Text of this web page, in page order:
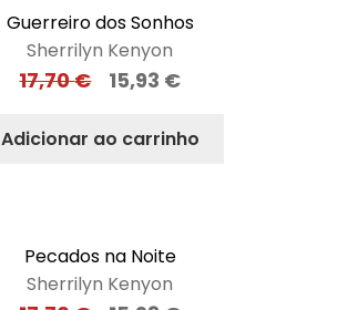
Guerreiro dos Sonhos
Sherrilyn Kenyon
17,70€ 15,93 €
Adicionar ao carrinho
Pecados na Noite
Sherrilyn Kenyon